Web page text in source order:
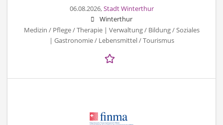
06.08.2026,Stadt Winterthur
Winterthur
Medizin / Pflege / Therapie | Verwaltung / Bildung / Soziales
| Gastronomie / Lebensmittel / Tourismus